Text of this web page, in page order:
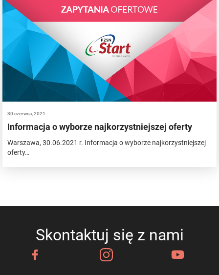
30 czerwca, 2021
Informacja o wyborze najkorzystniejszej oferty
Warszawa, 30.06.2021 r. Informacja o wyborze najkorzystniejszej
oferty…
Skontaktuj się z nami